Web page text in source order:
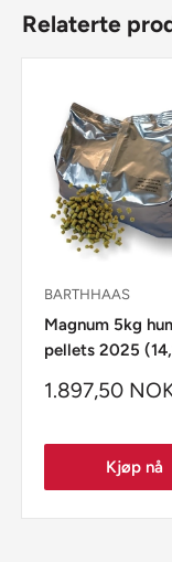
Relaterte
BARTHHAAS
Magnum 5kg
pellets 2025
1.897,50
Kjøp nå